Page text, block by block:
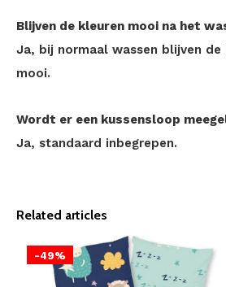
Blijven de kleuren mooi na het
Ja, bij normaal wassen blijven de
mooi.
Wordt er een kussensloop
Ja, standaard inbegrepen.
Related articles
-49%